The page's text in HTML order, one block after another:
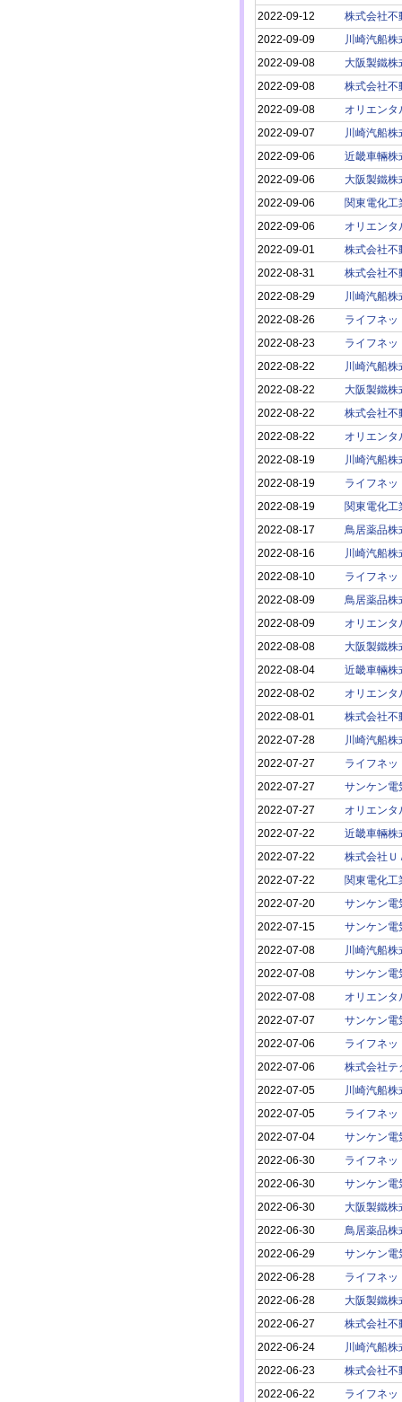
2022-09-12
株式会社不
2022-09-09
川崎汽船株
2022-09-08
大阪製鐵株
2022-09-08
株式会社不
2022-09-08
オリエンタ
2022-09-07
川崎汽船株
2022-09-06
近畿車輛株
2022-09-06
大阪製鐵株
2022-09-06
関東電化工
2022-09-06
オリエンタ
2022-09-01
株式会社不
2022-08-31
株式会社不
2022-08-29
川崎汽船株
2022-08-26
ライフネッ
2022-08-23
ライフネッ
2022-08-22
川崎汽船株
2022-08-22
大阪製鐵株
2022-08-22
株式会社不
2022-08-22
オリエンタ
2022-08-19
川崎汽船株
2022-08-19
ライフネッ
2022-08-19
関東電化工
2022-08-17
鳥居薬品株
2022-08-16
川崎汽船株
2022-08-10
ライフネッ
2022-08-09
鳥居薬品株
2022-08-09
オリエンタ
2022-08-08
大阪製鐵株
2022-08-04
近畿車輛株
2022-08-02
オリエンタ
2022-08-01
株式会社不
2022-07-28
川崎汽船株
2022-07-27
ライフネッ
2022-07-27
サンケン電
2022-07-27
オリエンタ
2022-07-22
近畿車輛株
2022-07-22
株式会社Ｕ
2022-07-22
関東電化工
2022-07-20
サンケン電
2022-07-15
サンケン電
2022-07-08
川崎汽船株
2022-07-08
サンケン電
2022-07-08
オリエンタ
2022-07-07
サンケン電
2022-07-06
ライフネッ
2022-07-06
株式会社テ
2022-07-05
川崎汽船株
2022-07-05
ライフネッ
2022-07-04
サンケン電
2022-06-30
ライフネッ
2022-06-30
サンケン電
2022-06-30
大阪製鐵株
2022-06-30
鳥居薬品株
2022-06-29
サンケン電
2022-06-28
ライフネッ
2022-06-28
大阪製鐵株
2022-06-27
株式会社不
2022-06-24
川崎汽船株
2022-06-23
株式会社不
2022-06-22
ライフネッ